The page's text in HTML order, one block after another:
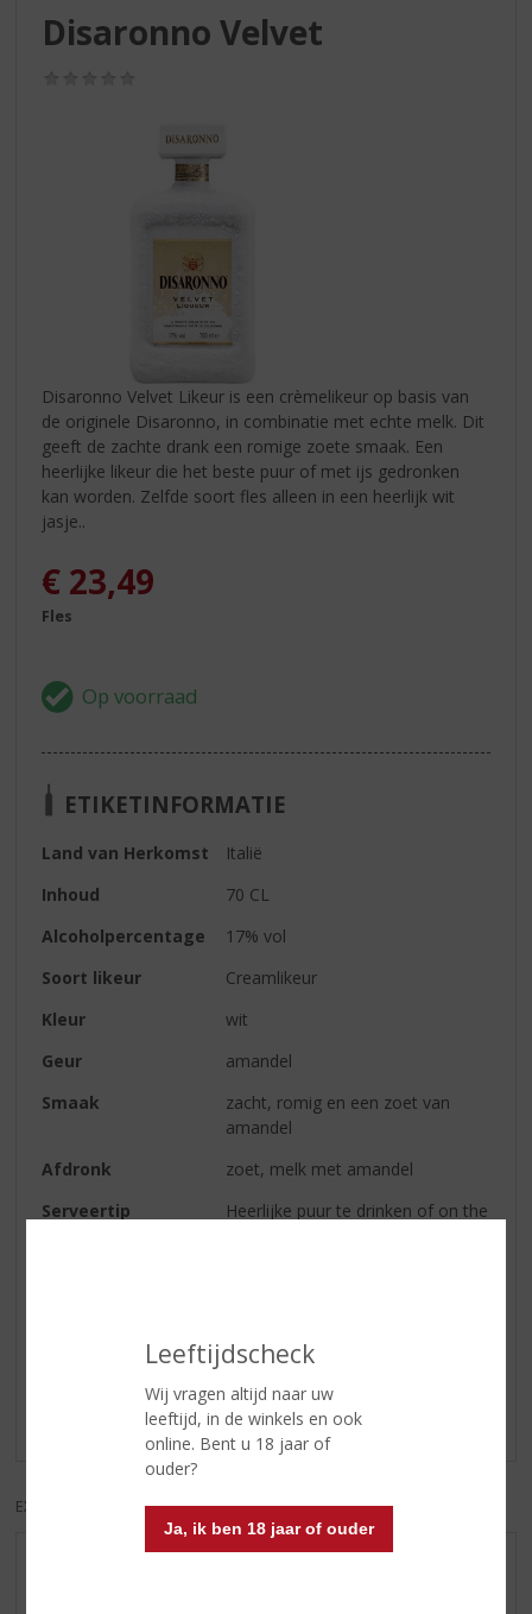
Leeftijdscheck
Wij vragen altijd naar uw
leeftijd, in de winkels en ook
online. Bent u 18 jaar of
ouder?
Ja, ik ben 18 jaar of ouder
Disaronno Velvet
Disaronno Velvet Likeur is een crèmelikeur op basis van
de originele Disaronno, in combinatie met echte melk. Dit
geeft de zachte drank een romige zoete smaak. Een
heerlijke likeur die het beste puur of met ijs gedronken
kan worden. Zelfde soort fles alleen in een heerlijk wit
jasje..
€ 23,49
Fles
ETIKETINFORMATIE
Land van Herkomst
Italië
Inhoud
70 CL
Alcoholpercentage
17% vol
Soort likeur
Creamlikeur
Kleur
wit
Geur
amandel
Smaak
zacht, romig en een zoet van
amandel
Afdronk
zoet, melk met amandel
Serveertip
Heerlijke puur te drinken of on the
Reviews
Er zijn nog geen reviews geplaatst voor dit product
EXCL. BTW INCL. BTW